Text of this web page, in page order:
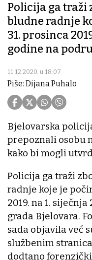
Policija ga traži
bludne radnje
31. prosinca
godine na
11.12.2020. u 18:07
Piše: Dijana Puhalo
Bjelovarska
prepoznali osobu
kako bi mogli
Policija ga traži
radnje koje je
2019. na 1.
grada Bjelovara.
sada objavila već
službenim
dodtano